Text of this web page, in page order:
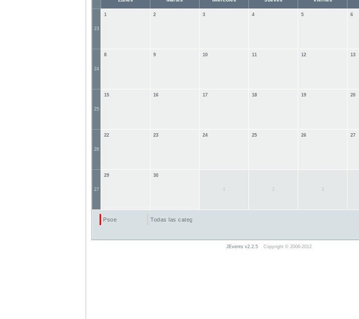
23
1 2 3 4 5 6
24
8 9 10 11 12 13
25
15 16 17 18 19 20
26
22 23 24 25 26 27
27
29 30
1 2 3
Psoe Todas las categorías...
JEvents v2.2.5 Copyright © 2006-2012